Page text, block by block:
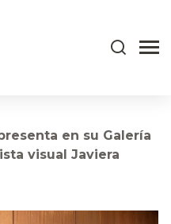
en su Galería
visual Javiera